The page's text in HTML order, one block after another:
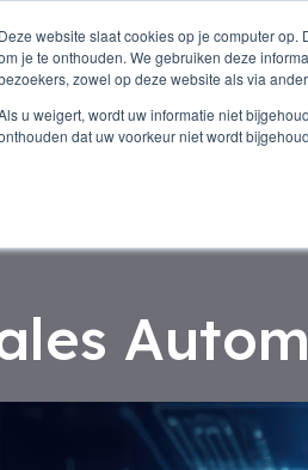
Deze website slaat cookies op je computer
je te onthouden. We gebruiken deze
zowel op deze website als via
u weigert, wordt uw informatie niet
dat uw voorkeur niet wordt
AI digitale telefoon